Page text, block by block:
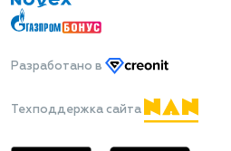
Разработано в
Техподдержка сайта